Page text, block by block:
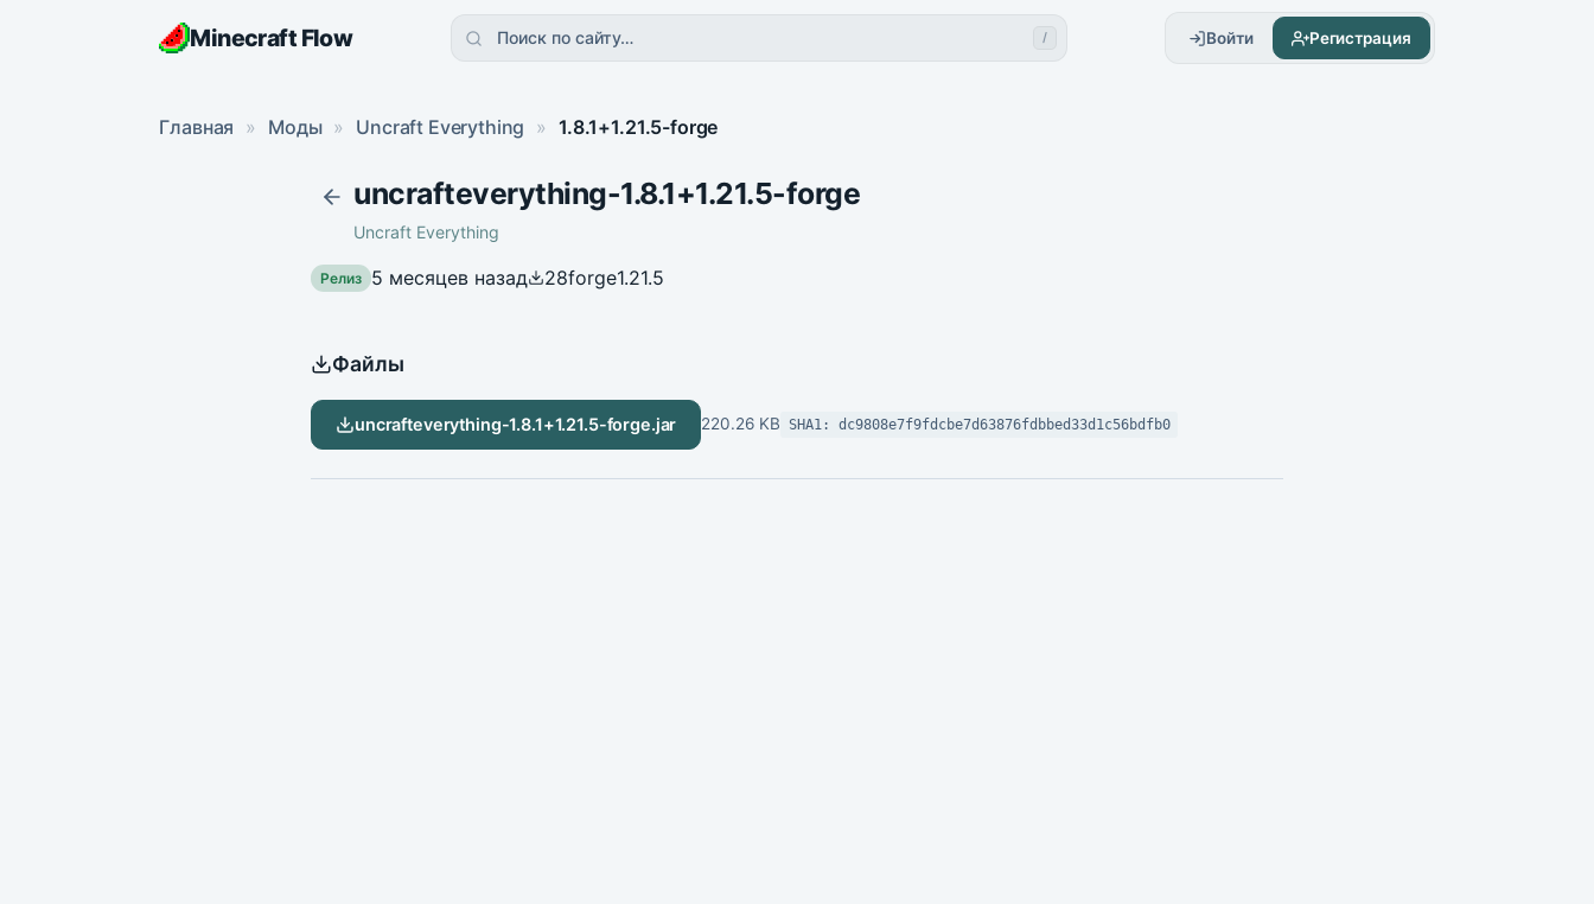
Minecraft Flow Поиск по сайту… / Войти Регистрация
Главная » Моды » Uncraft Everything » 1.8.1+1.21.5-forge
uncrafteverything-1.8.1+1.21.5-forge
Uncraft Everything
Релиз 5 месяцев назад 28forge1.21.5
Файлы
uncrafteverything-1.8.1+1.21.5-forge.jar 220.26 KB SHA1: dc9808e7f9fdcbe7d63876fdbbed33d1c56bdfb0